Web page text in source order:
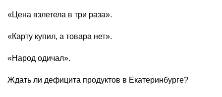
«Цена взлетела в три раза».
«Карту купил, а товара нет».
«Народ одичал».
Ждать ли дефицита продуктов в Екатеринбурге?